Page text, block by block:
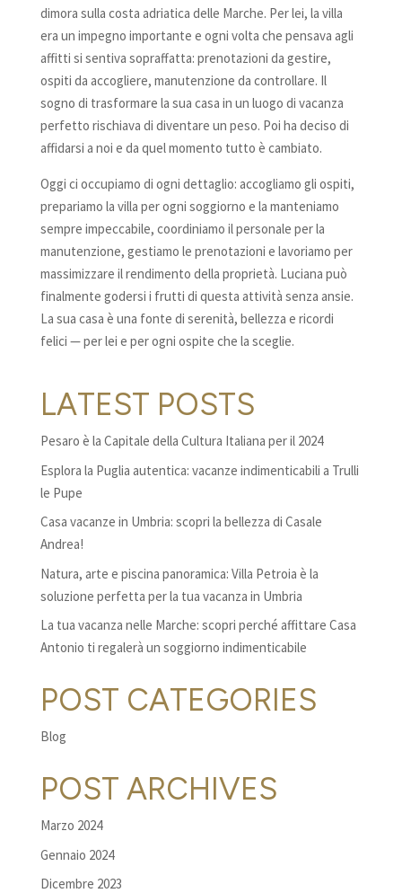
dimora sulla costa adriatica delle Marche. Per lei, la villa
era un impegno importante e ogni volta che pensava agli
affitti si sentiva sopraffatta: prenotazioni da gestire,
ospiti da accogliere, manutenzione da controllare. Il
sogno di trasformare la sua casa in un luogo di vacanza
perfetto rischiava di diventare un peso. Poi ha deciso di
affidarsi a noi e da quel momento tutto è cambiato.
Oggi ci occupiamo di ogni dettaglio: accogliamo gli ospiti,
prepariamo la villa per ogni soggiorno e la manteniamo
sempre impeccabile, coordiniamo il personale per la
manutenzione, gestiamo le prenotazioni e lavoriamo per
massimizzare il rendimento della proprietà. Luciana può
finalmente godersi i frutti di questa attività senza ansie.
La sua casa è una fonte di serenità, bellezza e ricordi
felici — per lei e per ogni ospite che la sceglie.
LATEST POSTS
Pesaro è la Capitale della Cultura Italiana per il 2024
Esplora la Puglia autentica: vacanze indimenticabili a Trulli
le Pupe
Casa vacanze in Umbria: scopri la bellezza di Casale
Andrea!
Natura, arte e piscina panoramica: Villa Petroia è la
soluzione perfetta per la tua vacanza in Umbria
La tua vacanza nelle Marche: scopri perché affittare Casa
Antonio ti regalerà un soggiorno indimenticabile
POST CATEGORIES
Blog
POST ARCHIVES
Marzo 2024
Gennaio 2024
Dicembre 2023